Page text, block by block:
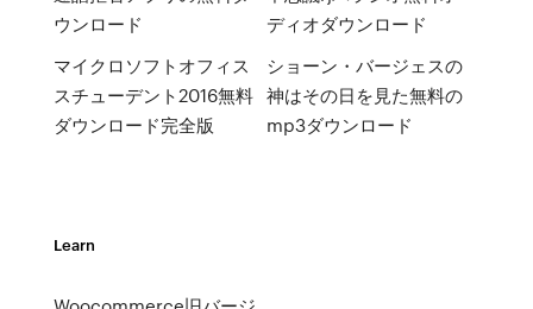
ウンロード
マイクロソフトオフィス
スチューデント2016無料
ダウンロード完全版
ディオダウンロード
ショーン・バージェスの
神はその日を見た無料の
mp3ダウンロード
Learn